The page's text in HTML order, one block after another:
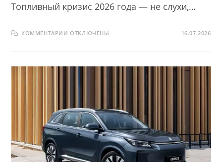
Топливный кризис 2026 года — не слухи,…
КОММЕНТАРИИ К
НА
РУБЛЕЙ,
ЧТОБЫ
НЕ
СТОЯТЬ
В
ОЧЕРЕДЯХ
НА
АЗС
ОТКЛЮЧЕНЫ 16.07.2026